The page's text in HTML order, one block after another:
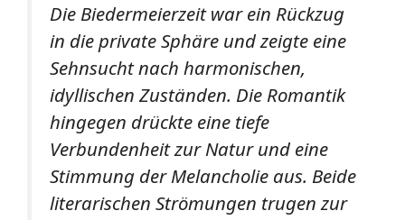
Die Biedermeierzeit war ein Rückzug
in die private Sphäre und zeigte eine
Sehnsucht nach harmonischen,
idyllischen Zuständen. Die Romantik
hingegen drückte eine tiefe
Verbundenheit zur Natur und eine
Stimmung der Melancholie aus. Beide
literarischen Strömungen trugen zur